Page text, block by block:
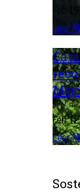
Feb
Leer
Feb
Leer